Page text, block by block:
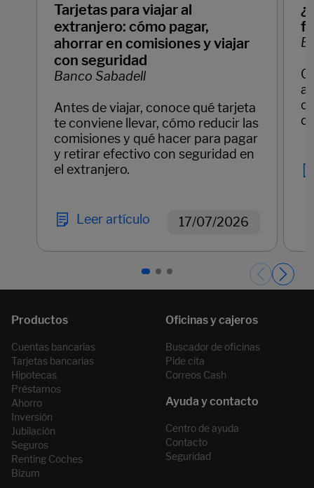
Tarjetas para viajar al
extranjero: cómo pagar,
ahorrar en comisiones y viajar
con seguridad
Banco Sabadell
Antes de viajar, conoce qué tarjeta
te conviene llevar, cómo reducir las
comisiones y qué hacer para pagar
y retirar efectivo con seguridad en
el extranjero.
Leer artículo 17/07/2026
Cuentas bancarias
Tarjetas bancarias
Hipotecas
Préstamos
Ahorro
Inversión
Jubilación
Seguros
Renting Coches
Bizum
Buscador de oficinas
Pide cita
Correos Cash
Centro de ayuda
Contacto
Seguridad